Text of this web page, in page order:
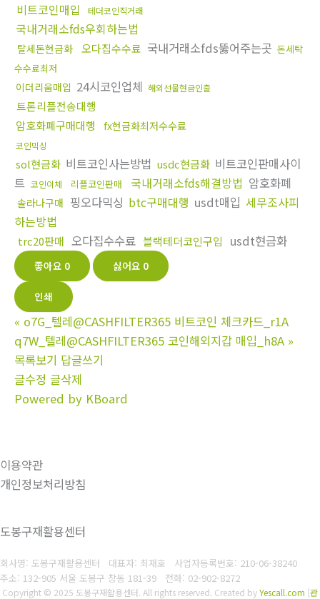
비트코인매입 테더코인직거래
국내거래소fds우회하는법
탈세돈현금화 오다집수수료 국내거래소fds뚫어주는곳 돈세탁
수수료최저
이더리움매입 24시코인업체 해외선물현금인출
트론리플전송대행
암호화폐구매대행
fx현금화최저수수료
코인믹싱
sol현금화 비트코인사는방법 usdc현금화 비트코인판매사이
트 코인이체 리플코인판매 국내거래소fds해결방법 암호화폐
솔라나구매 핑오다믹싱 btc구매대행 usdt매입 세무조사피
하는방법
trc20판매 오다집수수료 블랙테더코인구입 usdt현금화
좋아요 0 싫어요 0
인쇄
« o7G_텔레@CASHFILTER365 비트코인 체크카드_r1A
q7W_텔레@CASHFILTER365 코인해외지갑 매입_h8A »
목록보기 답글쓰기
글수정 글삭제
Powered by KBoard
이용약관
개인정보처리방침
도봉구재활용센터
회사명: 도봉구재활용센터 대표자: 최재호 사업자등록번호: 210-06-38240
주소: 132-905 서울 도봉구 창동 181-39 전화: 02-902-8272
Copyright © 2025 도봉구재활용센터. All rights reserved. Created byYescall.com [관